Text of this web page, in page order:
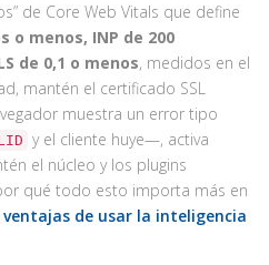
de Core Web Vitals que define
o menos, INP de 200
de 0,1 o menos, medidos en el
mantén el certificado SSL
muestra un error tipo
y el cliente huye—, activa
el núcleo y los plugins
qué todo esto importa más en
ventajas de usar la inteligencia